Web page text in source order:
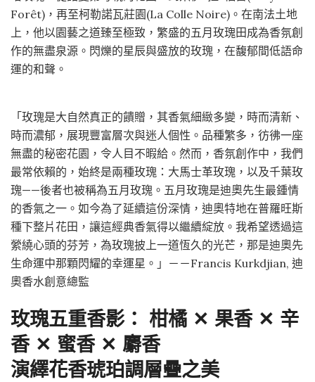
Forêt)，再至柯勒諾瓦莊園(La Colle Noire)。在南法土地
上，他以園藝之道臻至極致，繁盛的五月玫瑰田成為香氛創
作的無盡泉源。閃爍的星辰與盛放的玫瑰，在馥郁間低語命
運的和聲。
「玫瑰是大自然真正的饋贈，其香氣細緻多變，時而清新、
時而濃郁，展現豐富層次與迷人個性。品種繁多，彷彿一座
無盡的秘密花園，令人目不暇給。然而，香氛創作中，我們
最常依賴的，始終是兩種玫瑰：大馬士革玫瑰，以及千葉玫
瑰——後者也被稱為五月玫瑰。五月玫瑰是迪奧先生最鍾情
的香氣之一。如今為了延續這份深情，迪奧特地在普羅旺斯
種下整片花田，讓這經典香氣得以繼續綻放。我希望透過這
縈繞心頭的芬芳，為玫瑰披上一道恆久的光芒，那是迪奧先
生命運中那顆閃耀的幸運星。」－－Francis Kurkdjian, 迪
奧香水創意總監
玫瑰五重香影： 柑橘 ✕ 果香 ✕ 辛
香 ✕ 蜜香 ✕ 麝香
演繹花香琥珀調層疊之美